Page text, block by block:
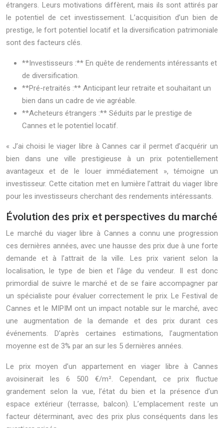
étrangers. Leurs motivations diffèrent, mais ils sont attirés par
le potentiel de cet investissement. L’acquisition d’un bien de
prestige, le fort potentiel locatif et la diversification patrimoniale
sont des facteurs clés.
**Investisseurs :** En quête de rendements intéressants et
de diversification.
**Pré-retraités :** Anticipant leur retraite et souhaitant un
bien dans un cadre de vie agréable.
**Acheteurs étrangers :** Séduits par le prestige de
Cannes et le potentiel locatif.
« J’ai choisi le viager libre à Cannes car il permet d’acquérir un
bien dans une ville prestigieuse à un prix potentiellement
avantageux et de le louer immédiatement », témoigne un
investisseur. Cette citation met en lumière l’attrait du viager libre
pour les investisseurs cherchant des rendements intéressants.
Évolution des prix et perspectives du marché
Le marché du viager libre à Cannes a connu une progression
ces dernières années, avec une hausse des prix due à une forte
demande et à l’attrait de la ville. Les prix varient selon la
localisation, le type de bien et l’âge du vendeur. Il est donc
primordial de suivre le marché et de se faire accompagner par
un spécialiste pour évaluer correctement le prix. Le Festival de
Cannes et le MIPIM ont un impact notable sur le marché, avec
une augmentation de la demande et des prix durant ces
événements. D’après certaines estimations, l’augmentation
moyenne est de 3% par an sur les 5 dernières années.
Le prix moyen d’un appartement en viager libre à Cannes
avoisinerait les 6 500 €/m². Cependant, ce prix fluctue
grandement selon la vue, l’état du bien et la présence d’un
espace extérieur (terrasse, balcon). L’emplacement reste un
facteur déterminant, avec des prix plus conséquents dans les